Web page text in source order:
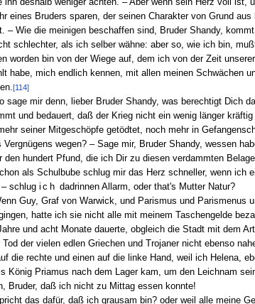
eines Bruders sparen, der seinen Charakter von Grund
– Wie die meinigen beschaffen sind, Bruder Shandy,
schlechter, als ich selber wähne: aber so, wie ich bin,
worden bin von der Wiege auf, dem ich von der Zeit
habe, mich endlich kennen, mit allen meinen Schwächen
[114]
sage mir denn, lieber Bruder Shandy, was berechtigt Dich
und bedauert, daß der Krieg nicht ein wenig länger
seiner Mitgeschöpfe getödtet, noch mehr in
Vergnügens wegen? – Sage mir, Bruder Shandy, wessen
den hundert Pfund, die ich Dir zu diesen verdammten
als Schulbube schlug mir das Herz schneller, wenn ich
– schlug ich dadrinnen Allarm, oder that's Mutter Natur?
Guy, Graf von Warwick, und Parismus und Parismenus
hatte ich sie nicht alle mit meinem Taschengelde
und acht Monate dauerte, obgleich die Stadt mit dem
Tod der vielen edlen Griechen und Trojaner nicht ebenso
die rechte und einen auf die linke Hand, weil ich Helena,
König Priamus nach dem Lager kam, um den Leichnam
Bruder, daß ich nicht zu Mittag essen konnte!
das dafür, daß ich grausam bin? oder weil alle meine